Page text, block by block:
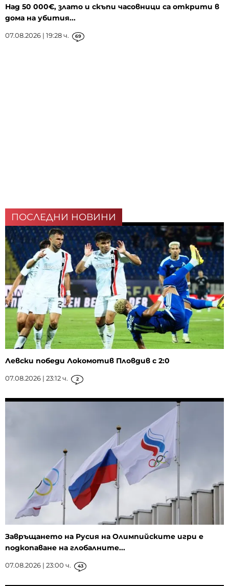
Над 50 000€, злато и скъпи часовници са открити в
дома на убития...
07.08.2026 | 19:28 ч. 69
ПОСЛЕДНИ НОВИНИ
Левски победи Локомотив Пловдив с 2:0
07.08.2026 | 23:12 ч. 2
Завръщането на Русия на Олимпийските игри е
подкопаване на глобалните...
07.08.2026 | 23:00 ч. 43